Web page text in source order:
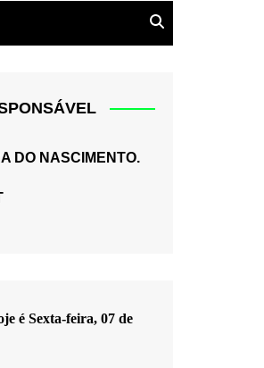
DO NASCIMENTO.
é Sexta-feira, 07 de